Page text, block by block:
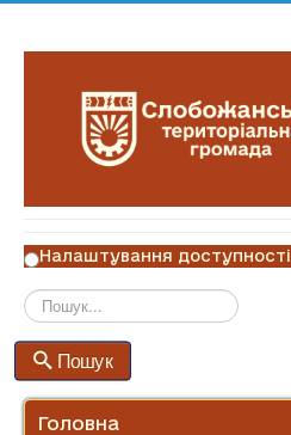
Налаштування доступності
Пошук
Головна